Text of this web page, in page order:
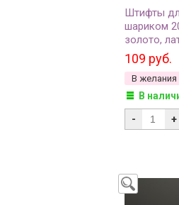
Штифты
шариком
золото,
(около
109 руб.
В желания
В
- +